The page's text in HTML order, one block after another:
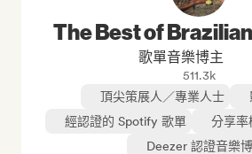
The Best of
歌單音樂博主
511.3k
頂尖策展人／專業人士
經認證的 Spotify 歌單
分享率
Deezer 認證音樂